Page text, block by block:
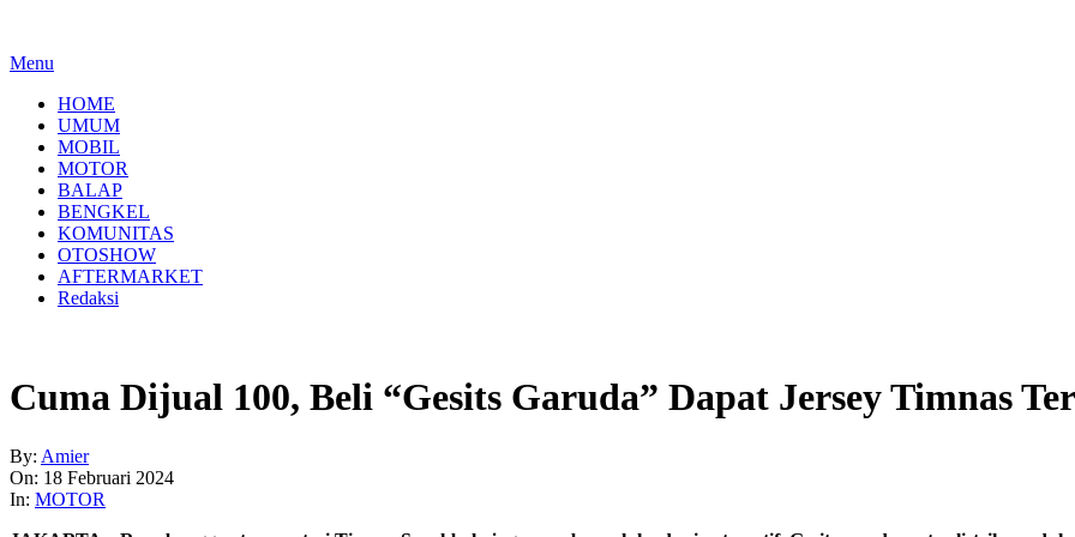
Menu
HOME
UMUM
MOBIL
MOTOR
BALAP
BENGKEL
KOMUNITAS
OTOSHOW
AFTERMARKET
Redaksi
Cuma Dijual 100, Beli “Gesits Garuda” Dapat Jersey Timnas
By: Amier
On: 18 Februari 2024
In: MOTOR